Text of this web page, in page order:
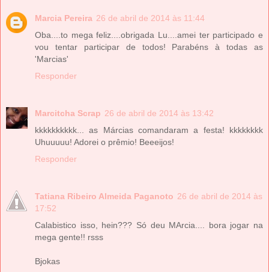
Marcia Pereira 26 de abril de 2014 às 11:44
Oba....to mega feliz....obrigada Lu....amei ter participado e
vou tentar participar de todos! Parabéns à todas as
'Marcias'
Responder
Marcitcha Scrap 26 de abril de 2014 às 13:42
kkkkkkkkkk... as Márcias comandaram a festa! kkkkkkkk
Uhuuuuu! Adorei o prêmio! Beeeijos!
Responder
Tatiana Ribeiro Almeida Paganoto 26 de abril de 2014 às
17:52
Calabistico isso, hein??? Só deu MArcia.... bora jogar na
mega gente!! rsss
Bjokas